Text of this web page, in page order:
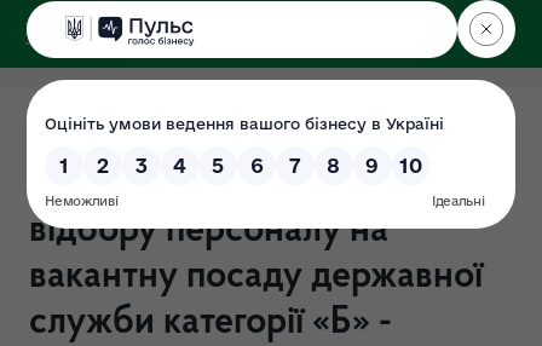
ДЕРЖЕКОІНСПЕКЦІЯ
Поліського округу
ІНФОРМАЦІЯ про
переможця за результатами
відбору персоналу на
вакантну посаду державної
служби категорії «Б» -